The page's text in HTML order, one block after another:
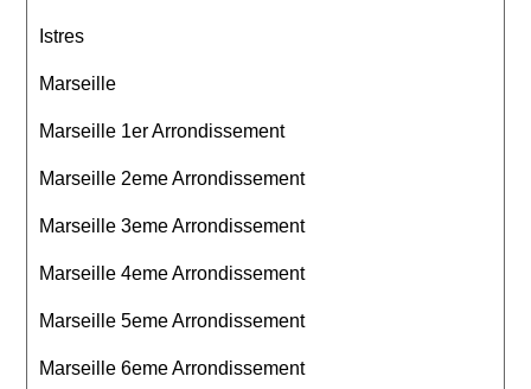
Istres
Marseille
Marseille 1er Arrondissement
Marseille 2eme Arrondissement
Marseille 3eme Arrondissement
Marseille 4eme Arrondissement
Marseille 5eme Arrondissement
Marseille 6eme Arrondissement